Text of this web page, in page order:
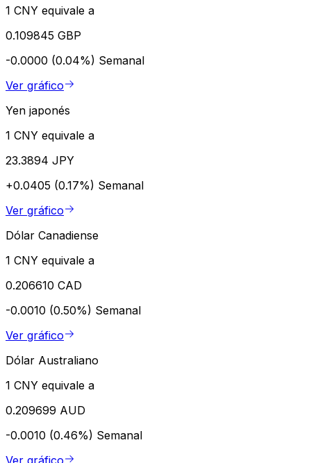
1 CNY equivale a
0.109845 GBP
-0.0000 (0.04%) Semanal
Ver gráfico
Yen japonés
1 CNY equivale a
23.3894 JPY
+0.0405 (0.17%) Semanal
Ver gráfico
Dólar Canadiense
1 CNY equivale a
0.206610 CAD
-0.0010 (0.50%) Semanal
Ver gráfico
Dólar Australiano
1 CNY equivale a
0.209699 AUD
-0.0010 (0.46%) Semanal